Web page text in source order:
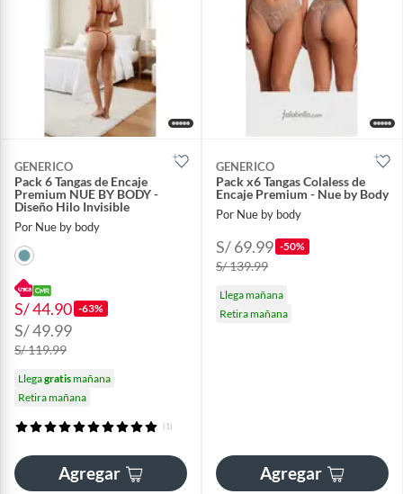
GENERICO
Pack 6 Tangas de Encaje
Premium NUE BY BODY -
Diseño Hilo Invisible
Por Nue by body
S/ 44.90 -63%
S/ 49.99
S/ 119.99
Llegagratismañana
Retira mañana
(1)
Agregar
GENERICO
Pack x6 Tangas Colaless de
Encaje Premium - Nue by Body
Por Nue by body
S/ 69.99 -50%
S/ 139.99
Llega mañana
Retira mañana
Agregar